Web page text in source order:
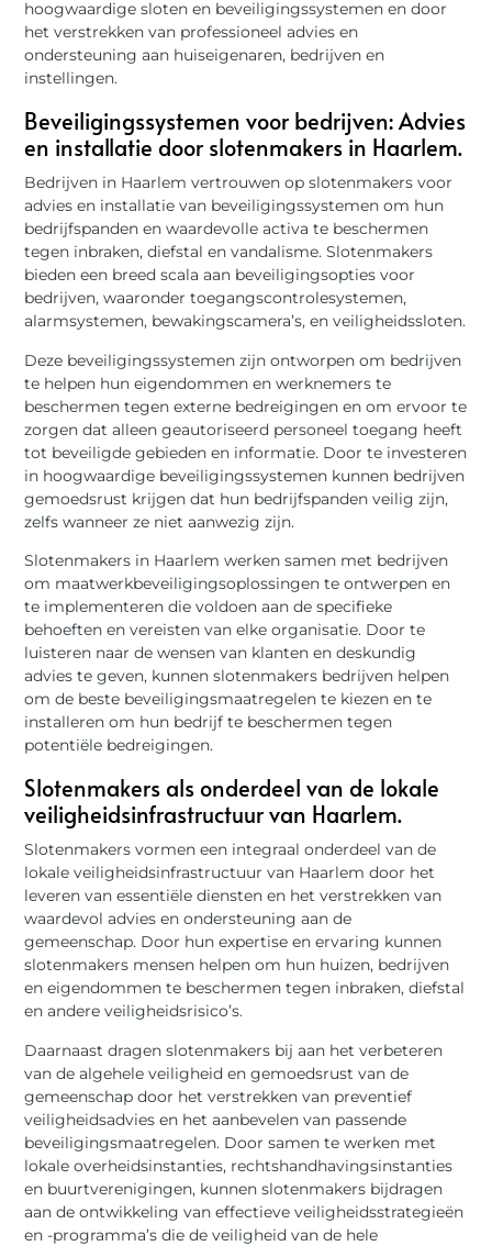
hoogwaardige sloten en beveiligingssystemen en door
het verstrekken van professioneel advies en
ondersteuning aan huiseigenaren, bedrijven en
instellingen.
Beveiligingssystemen voor bedrijven: Advies
en installatie door slotenmakers in Haarlem.
Bedrijven in Haarlem vertrouwen op slotenmakers voor
advies en installatie van beveiligingssystemen om hun
bedrijfspanden en waardevolle activa te beschermen
tegen inbraken, diefstal en vandalisme. Slotenmakers
bieden een breed scala aan beveiligingsopties voor
bedrijven, waaronder toegangscontrolesystemen,
alarmsystemen, bewakingscamera’s, en veiligheidssloten.
Deze beveiligingssystemen zijn ontworpen om bedrijven
te helpen hun eigendommen en werknemers te
beschermen tegen externe bedreigingen en om ervoor te
zorgen dat alleen geautoriseerd personeel toegang heeft
tot beveiligde gebieden en informatie. Door te investeren
in hoogwaardige beveiligingssystemen kunnen bedrijven
gemoedsrust krijgen dat hun bedrijfspanden veilig zijn,
zelfs wanneer ze niet aanwezig zijn.
Slotenmakers in Haarlem werken samen met bedrijven
om maatwerkbeveiligingsoplossingen te ontwerpen en
te implementeren die voldoen aan de specifieke
behoeften en vereisten van elke organisatie. Door te
luisteren naar de wensen van klanten en deskundig
advies te geven, kunnen slotenmakers bedrijven helpen
om de beste beveiligingsmaatregelen te kiezen en te
installeren om hun bedrijf te beschermen tegen
potentiële bedreigingen.
Slotenmakers als onderdeel van de lokale
veiligheidsinfrastructuur van Haarlem.
Slotenmakers vormen een integraal onderdeel van de
lokale veiligheidsinfrastructuur van Haarlem door het
leveren van essentiële diensten en het verstrekken van
waardevol advies en ondersteuning aan de
gemeenschap. Door hun expertise en ervaring kunnen
slotenmakers mensen helpen om hun huizen, bedrijven
en eigendommen te beschermen tegen inbraken, diefstal
en andere veiligheidsrisico’s.
Daarnaast dragen slotenmakers bij aan het verbeteren
van de algehele veiligheid en gemoedsrust van de
gemeenschap door het verstrekken van preventief
veiligheidsadvies en het aanbevelen van passende
beveiligingsmaatregelen. Door samen te werken met
lokale overheidsinstanties, rechtshandhavingsinstanties
en buurtverenigingen, kunnen slotenmakers bijdragen
aan de ontwikkeling van effectieve veiligheidsstrategieën
en -programma’s die de veiligheid van de hele